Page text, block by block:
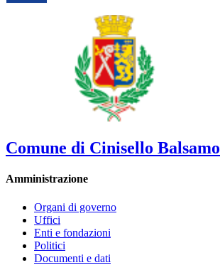
Comune di Cinisello Balsamo
Amministrazione
Organi di governo
Uffici
Enti e fondazioni
Politici
Documenti e dati